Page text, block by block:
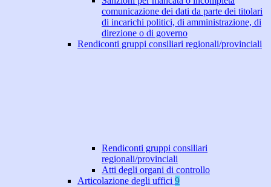
comunicazione dei dati da parte dei titolari
di incarichi politici, di amministrazione, di
direzione o di governo
Rendiconti gruppi consiliari regionali/provinciali
Rendiconti gruppi consiliari
regionali/provinciali
Atti degli organi di controllo
Articolazione degli uffici 9